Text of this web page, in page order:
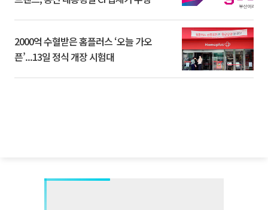
2000억 수혈받은 홈플러스 ‘오늘 가오
픈’...13일 정식 개장 시험대